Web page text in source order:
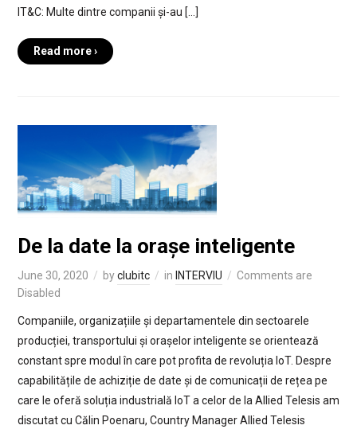
IT&C: Multe dintre companii și-au […]
Read more ›
De la date la orașe inteligente
June 30, 2020 byclubitc in INTERVIU
Comments are
Disabled
Companiile, organizațiile și departamentele din sectoarele
producției, transportului și orașelor inteligente se orientează
constant spre modul în care pot profita de revoluția IoT. Despre
capabilitățile de achiziție de date și de comunicații de rețea pe
care le oferă soluția industrială IoT a celor de la Allied Telesis am
discutat cu Călin Poenaru, Country Manager Allied Telesis